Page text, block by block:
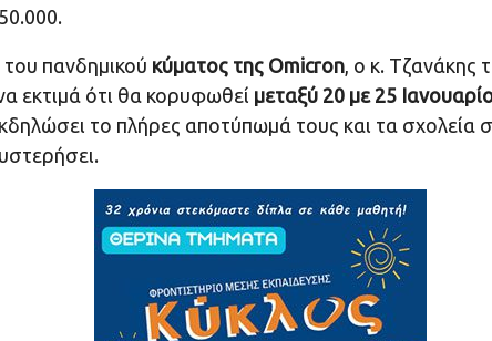
πανδημικού κύματος της Omicron, ο κ. Τζανάκης
εκτιμά ότι θα κορυφωθεί μεταξύ 20 με 25
το πλήρες αποτύπωμά τους και τα